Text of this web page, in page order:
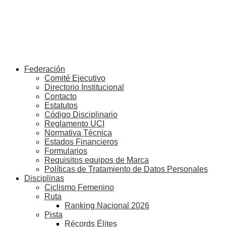
Federación
Comité Ejecutivo
Directorio Institucional
Contacto
Estatutos
Código Disciplinario
Reglamento UCI
Normativa Técnica
Estados Financieros
Formularios
Requisitos equipos de Marca
Políticas de Tratamiento de Datos Personales
Disciplinas
Ciclismo Femenino
Ruta
Ranking Nacional 2026
Pista
Récords Élites